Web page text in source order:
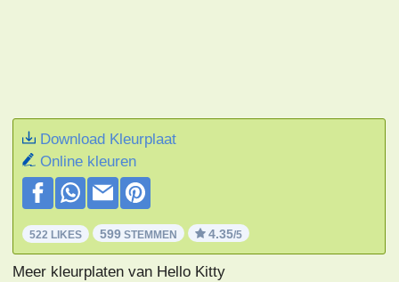
Download Kleurplaat
Online kleuren
522 LIKES 599 STEMMEN 4.35/5
Meer kleurplaten van Hello Kitty